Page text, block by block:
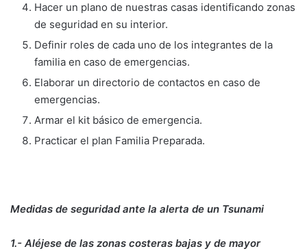
Hacer un plano de nuestras casas identificando zonas
de seguridad en su interior.
Definir roles de cada uno de los integrantes de la
familia en caso de emergencias.
Elaborar un directorio de contactos en caso de
emergencias.
Armar el kit básico de emergencia.
Practicar el plan Familia Preparada.
Medidas de seguridad ante la alerta de un Tsunami
1.- Aléjese de las zonas costeras bajas y de mayor